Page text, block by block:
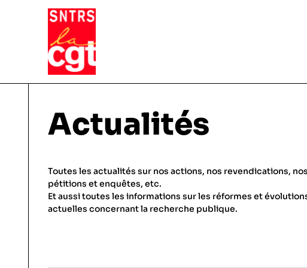
VIE DU SYNDICAT
Pourquoi et comment Adhérer
Notre fonctionnement
THÉMATIQUES
Conditions de travail
Actualités
Toutes les actualités sur nos actions, nos revendications, nos
pétitions et enquêtes, etc.
Et aussi toutes les informations sur les réformes et
actuelles concernant la recherche publique.